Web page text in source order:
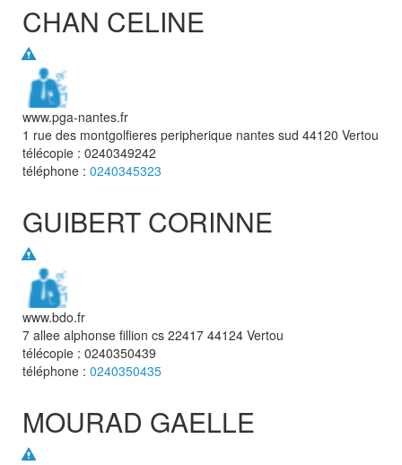
CHAN CELINE
www.pga-nantes.fr
1 rue des montgolfieres peripherique nantes sud 44120 Vertou
télécopie : 0240349242
téléphone : 0240345323
GUIBERT CORINNE
www.bdo.fr
7 allee alphonse fillion cs 22417 44124 Vertou
télécopie : 0240350439
téléphone : 0240350435
MOURAD GAELLE